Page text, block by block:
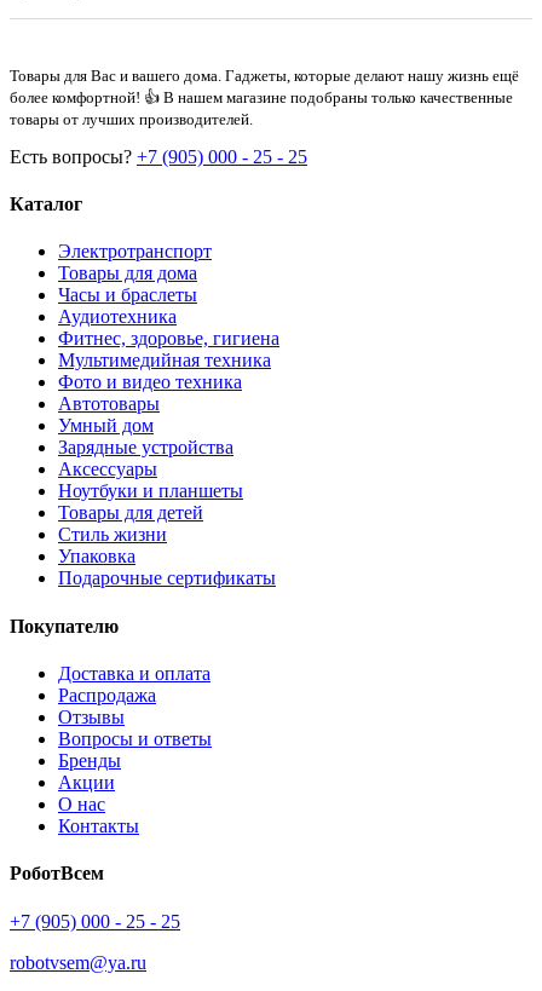
Товары для Вас и вашего дома. Гаджеты, которые делают нашу жизнь ещё
более комфортной! 👍 В нашем магазине подобраны только качественные
товары от лучших производителей.
Есть вопросы? +7 (905) 000 - 25 - 25
Каталог
Электротранспорт
Товары для дома
Часы и браслеты
Аудиотехника
Фитнес, здоровье, гигиена
Мультимедийная техника
Фото и видео техника
Автотовары
Умный дом
Зарядные устройства
Аксессуары
Ноутбуки и планшеты
Товары для детей
Стиль жизни
Упаковка
Подарочные сертификаты
Покупателю
Доставка и оплата
Распродажа
Отзывы
Вопросы и ответы
Бренды
Акции
О нас
Контакты
РоботВсем
+7 (905) 000 - 25 - 25
robotvsem@ya.ru